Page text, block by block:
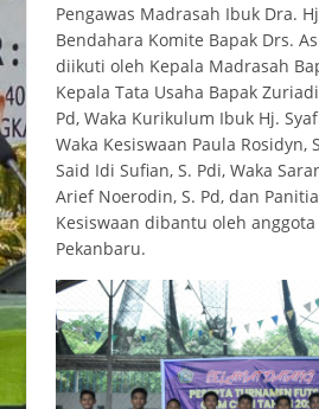
Pengawas Madrasah Ibuk Dra.
Bendahara Komite Bapak Drs.
diikuti oleh Kepala Madrasah
Kepala Tata Usaha Bapak
Pd, Waka Kurikulum Ibuk Hj.
Waka Kesiswaan Paula Rosidyn,
Said Idi Sufian, S. Pdi, Waka
Arief Noerodin, S. Pd, dan
Kesiswaan dibantu oleh anggota
Pekanbaru.